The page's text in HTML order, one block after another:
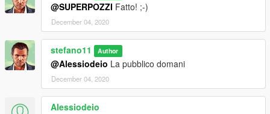
@SUPERPOZZI Fatto! ;-)
December 04, 2020
stefano11 Author
@Alessiodeio La pubblico domani
December 04, 2020
Alessiodeio